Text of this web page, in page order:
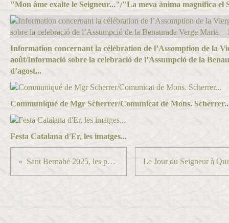
"Mon âme exalte le Seigneur..."/"La meva ànima magnifica el
Information concernant la célébration de l’Assomption de la
août/Informació sobre la celebració de l’Assumpció de la
d’agost...
Communiqué de Mgr Scherrer/Comunicat de Mons.
Festa Catalana d'Er, les imatges...
Sant Bernabé 2025, les photos/les fotos...